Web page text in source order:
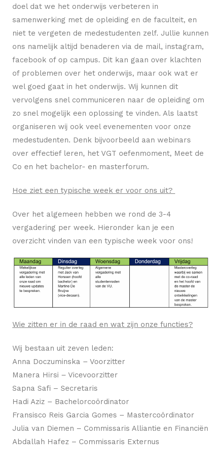
doel dat we het onderwijs verbeteren in
samenwerking met de opleiding en de faculteit, en
niet te vergeten de medestudenten zelf. Jullie kunnen
ons namelijk altijd benaderen via de mail, instagram,
facebook of op campus. Dit kan gaan over klachten
of problemen over het onderwijs, maar ook wat er
wel goed gaat in het onderwijs. Wij kunnen dit
vervolgens snel communiceren naar de opleiding om
zo snel mogelijk een oplossing te vinden. Als laatst
organiseren wij ook veel evenementen voor onze
medestudenten. Denk bijvoorbeeld aan webinars
over effectief leren, het VGT oefenmoment, Meet de
Co en het bachelor- en masterforum.
Hoe ziet een typische week er voor ons uit?
Over het algemeen hebben we rond de 3-4
vergadering per week. Hieronder kan je een
overzicht vinden van een typische week voor ons!
Wie zitten er in de raad en wat zijn onze functies?
Wij bestaan uit zeven leden:
Anna Doczuminska – Voorzitter
Manera Hirsi – Vicevoorzitter
Sapna Safi – Secretaris
Hadi Aziz – Bachelorcoördinator
Fransisco Reis Garcia Gomes – Mastercoördinator
Julia van Diemen – Commissaris Alliantie en Financiën
Abdallah Hafez – Commissaris Externus